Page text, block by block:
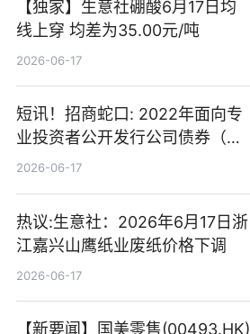
【独家】生意社硼酸6月17日均
线上穿 均差为35.00元/吨
2026-06-17
短讯！招商蛇口: 2022年面向专
业投资者公开发行公司债券（第
二期）（品种二）2026年付息公
2026-06-17
热议:生意社：2026年6月17日浙
江嘉兴山鹰纸业废纸价格下调
2026-06-17
【新要闻】国美零售(00493.HK)